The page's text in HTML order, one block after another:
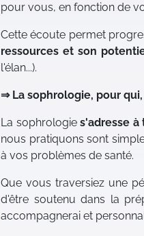
pour vous, en fonction de
Cette écoute permet
ressources et son
l'élan...).
⇒ La sophrologie, pour
La sophrologies'adresse
nous pratiquons sont
à vos problèmes de santé.
Que vous traversiez une
d'être soutenu dans la
accompagnerai et